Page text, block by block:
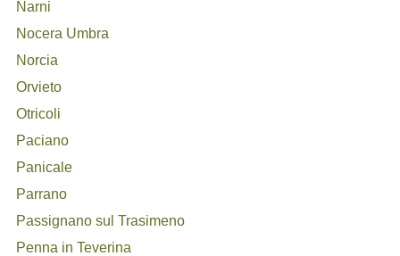
Narni
Nocera Umbra
Norcia
Orvieto
Otricoli
Paciano
Panicale
Parrano
Passignano sul Trasimeno
Penna in Teverina